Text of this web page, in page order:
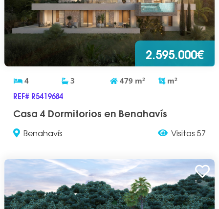
2.595.000€
4 3 479 m2 m2
REF# R5419684
Casa 4 Dormitorios en Benahavís
Benahavís Visitas 57